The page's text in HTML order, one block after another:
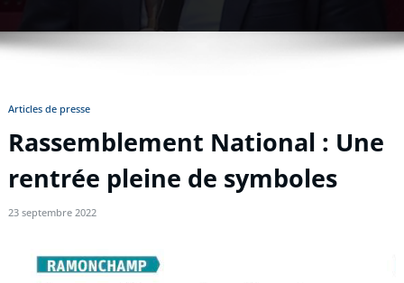
Articles de presse
Rassemblement National : Une
rentrée pleine de symboles
23 septembre 2022